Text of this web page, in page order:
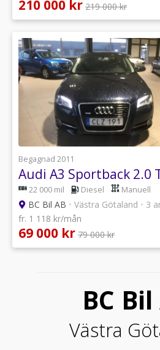
210 000 kr 219 000 kr
Begagnad 2011
22 000 mil Diesel Manuell
BC Bil AB • Västra Götaland • 3
fr. 1 118 kr/mån
69 000 kr 79 000 kr
BC Bil
Västra